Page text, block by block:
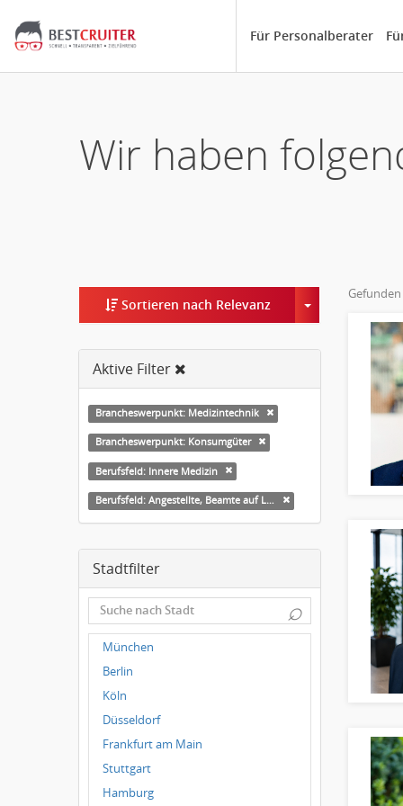
Für Personalberater
Wir haben
Sortieren nach Relevanz Toggle
Aktive Filter
Brancheswerpunkt: Medizintechnik
Brancheswerpunkt: Konsumgüter
Berufsfeld: Innere Medizin
Berufsfeld: Angestellte, Beamte auf Landes-, kommunaler Ebene
Stadtfilter
⌕
München
Berlin
Köln
Düsseldorf
Frankfurt am Main
Stuttgart
Hamburg